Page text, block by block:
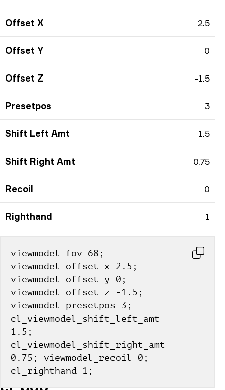
Offset X 2.5
Offset Y 0
Offset Z -1.5
Presetpos 3
Shift Left Amt 1.5
Shift Right Amt 0.75
Recoil 0
Righthand 1
viewmodel_fov 68;
viewmodel_offset_x 2.5;
viewmodel_offset_y 0;
viewmodel_offset_z -1.5;
viewmodel_presetpos 3;
cl_viewmodel_shift_left_amt
1.5;
cl_viewmodel_shift_right_amt
0.75; viewmodel_recoil 0;
cl_righthand 1;